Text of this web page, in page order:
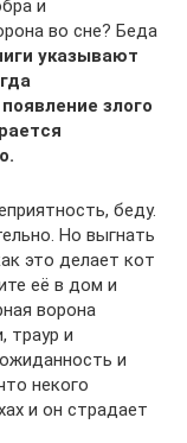
и
во сне? Беда
указывают
злого
беду.
Но выгнать
это делает кот
её в дом и
ворона
траур и
и
некого
и он страдает